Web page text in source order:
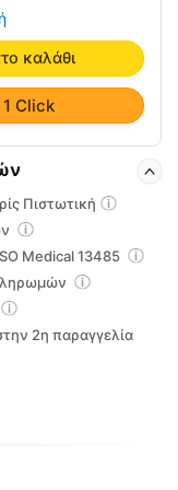
καλάθι
Click
Πιστωτική
Medical 13485
2η παραγγελία